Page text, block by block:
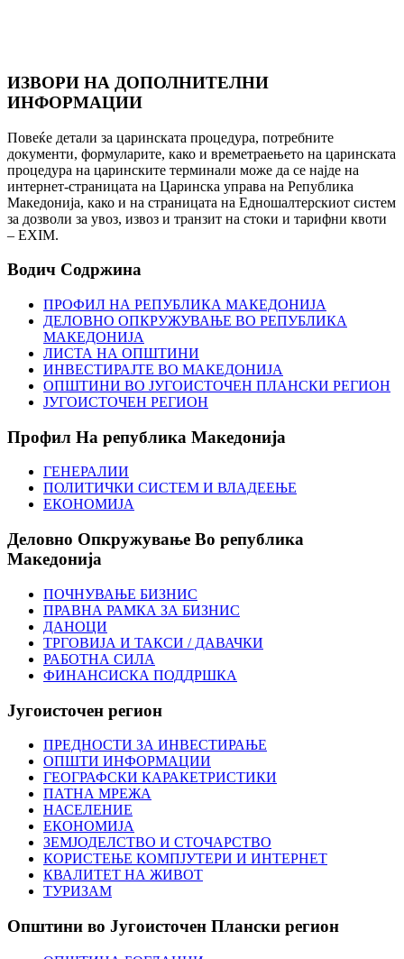
ИЗВОРИ НА ДОПОЛНИТЕЛНИ
ИНФОРМАЦИИ
Повеќе детали за царинската процедура, потребните
документи, формуларите, како и времетраењето на царинската
процедура на царинските терминали може да се најде на
интернет-страницата на Царинска управа на Република
Македонија, како и на страницата на Едношалтерскиот систем
за дозволи за увоз, извоз и транзит на стоки и тарифни квоти
– EXIM.
Водич Содржина
ПРОФИЛ НА РЕПУБЛИКА МАКЕДОНИЈА
ДЕЛОВНО ОПКРУЖУВАЊЕ ВО РЕПУБЛИКА
МАКЕДОНИЈА
ЛИСТА НА ОПШТИНИ
ИНВЕСТИРАЈТЕ ВО МАКЕДОНИЈА
ОПШТИНИ ВО ЈУГОИСТОЧЕН ПЛАНСКИ РЕГИОН
ЈУГОИСТОЧЕН РЕГИОН
Профил На република Македонија
ГЕНЕРАЛИИ
ПОЛИТИЧКИ СИСТЕМ И ВЛАДЕЕЊЕ
ЕКОНОМИЈА
Деловно Опкружување Во република
Македонија
ПОЧНУВАЊЕ БИЗНИС
ПРАВНА РАМКА ЗА БИЗНИС
ДАНОЦИ
ТРГОВИЈА И ТАКСИ / ДАВАЧКИ
РАБОТНА СИЛА
ФИНАНСИСКА ПОДДРШКА
Југоисточен регион
ПРЕДНОСТИ ЗА ИНВЕСТИРАЊЕ
ОПШТИ ИНФОРМАЦИИ
ГЕОГРАФСКИ КАРАКЕТРИСТИКИ
ПАТНА МРЕЖА
НАСЕЛЕНИЕ
ЕКОНОМИЈА
ЗЕМЈОДЕЛСТВО И СТОЧАРСТВО
КОРИСТЕЊЕ КОМПЈУТЕРИ И ИНТЕРНЕТ
КВАЛИТЕТ НА ЖИВОТ
ТУРИЗАМ
Општини во Југоисточен Плански регион